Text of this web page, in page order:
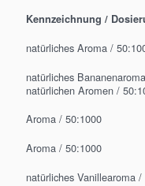
Kennzeichnung /
natürliches Aroma /
natürliches
natürlichen Aromen /
Aroma / 50:1000
Aroma / 50:1000
natürliches Vanillearoma